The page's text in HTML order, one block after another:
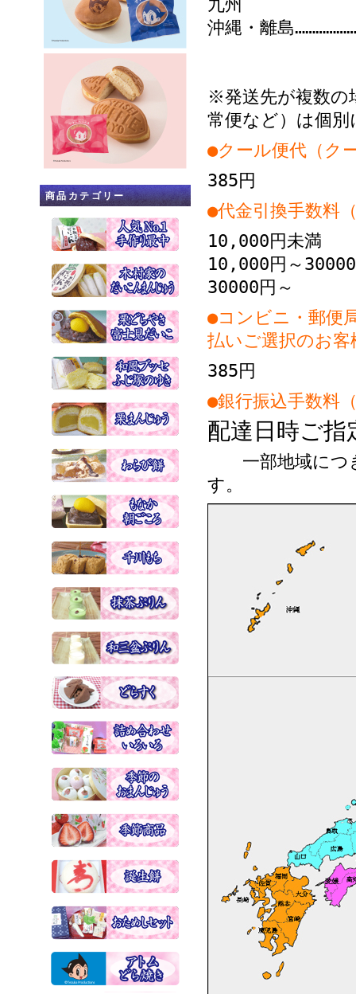
商品カテゴリー
九州 【九
沖縄・離島
※発送先が複数の
常便など）は個
●クール便代（ク
385円
●代金引換手数料
10,000
10,000円～
30000
●コンビニ・郵便
払いご選択のお客
385円
●銀行振込手数料
配達日時ご指
一部地域につ
す。